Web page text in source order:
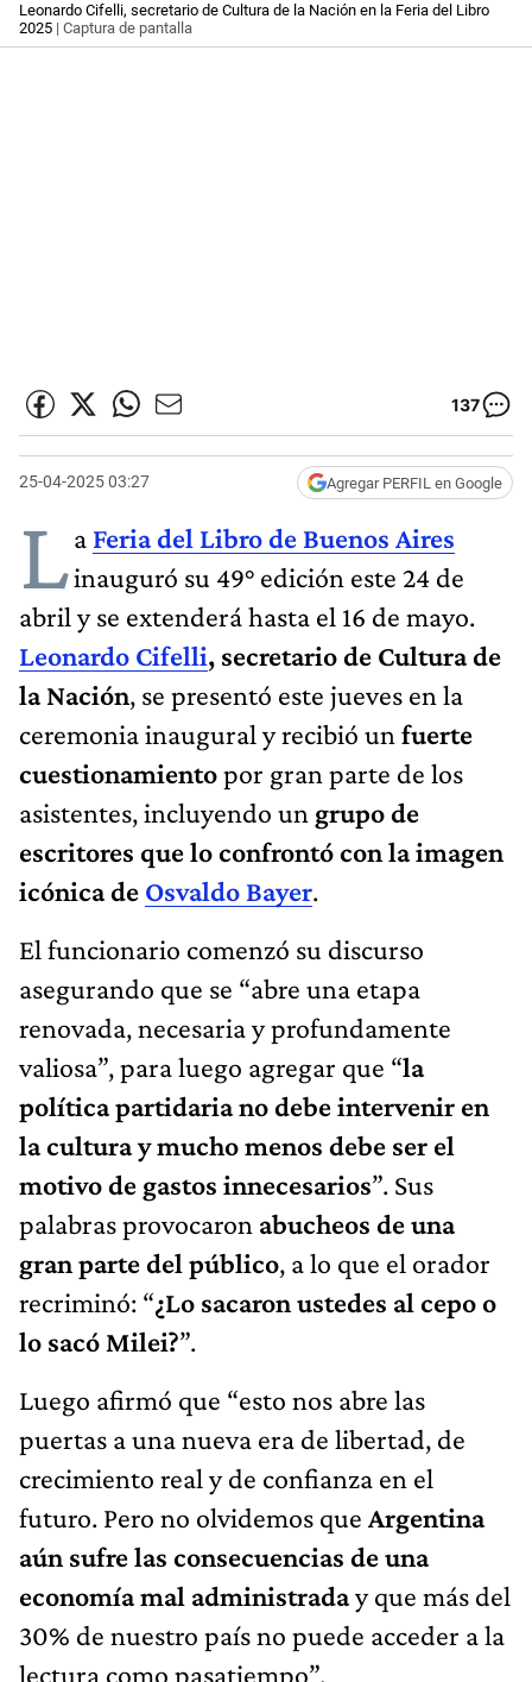
Leonardo Cifelli, secretario de Cultura de la Nación en la Feria del Libro
2025 | Captura de pantalla
137
25-04-2025 03:27 Agregar PERFIL en Google
La Feria del Libro de Buenos Aires
inauguró su 49° edición este 24 de
abril y se extenderá hasta el 16 de mayo.
Leonardo Cifelli, secretario de Cultura de
la Nación, se presentó este jueves en la
ceremonia inaugural y recibió un fuerte
cuestionamientopor gran parte de los
asistentes, incluyendo un grupo de
escritores que lo confrontó con la imagen
icónica de Osvaldo Bayer.
El funcionario comenzó su discurso
asegurando que se “abre una etapa
renovada, necesaria y profundamente
valiosa”, para luego agregar que “la
política partidaria no debe intervenir en
la cultura y mucho menos debe ser el
motivo de gastos innecesarios”. Sus
palabras provocaron abucheos de una
gran parte del público, a lo que el orador
recriminó: “¿Lo sacaron ustedes al cepo o
lo sacó Milei?”.
Luego afirmó que “esto nos abre las
puertas a una nueva era de libertad, de
crecimiento real y de confianza en el
futuro. Pero no olvidemos que Argentina
aún sufre las consecuencias de una
economía mal administraday que más del
30% de nuestro país no puede acceder a la
lectura como pasatiempo”.